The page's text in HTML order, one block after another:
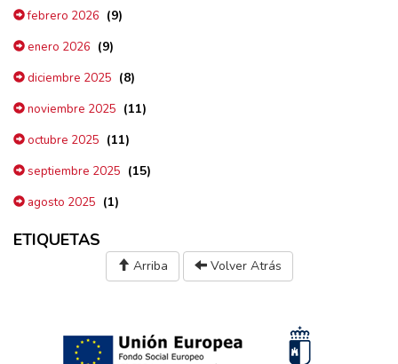
febrero 2026 (9)
enero 2026 (9)
diciembre 2025 (8)
noviembre 2025 (11)
octubre 2025 (11)
septiembre 2025 (15)
agosto 2025 (1)
ETIQUETAS
Arriba Volver Atrás